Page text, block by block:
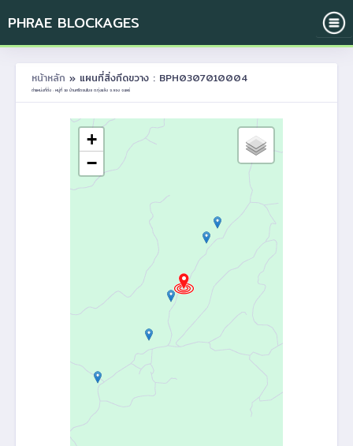
PHRAE BLOCKAGES
หน้าหลัก » แผนที่สิ่งกีดขวาง : BPH0307010004
ตำแหน่งที่ตั้ง : หมู่ที่ 10 บ้านศรีดอนไชย ต.ทุ่งแล้ง อ.ลอง จ.แพร่
+
−